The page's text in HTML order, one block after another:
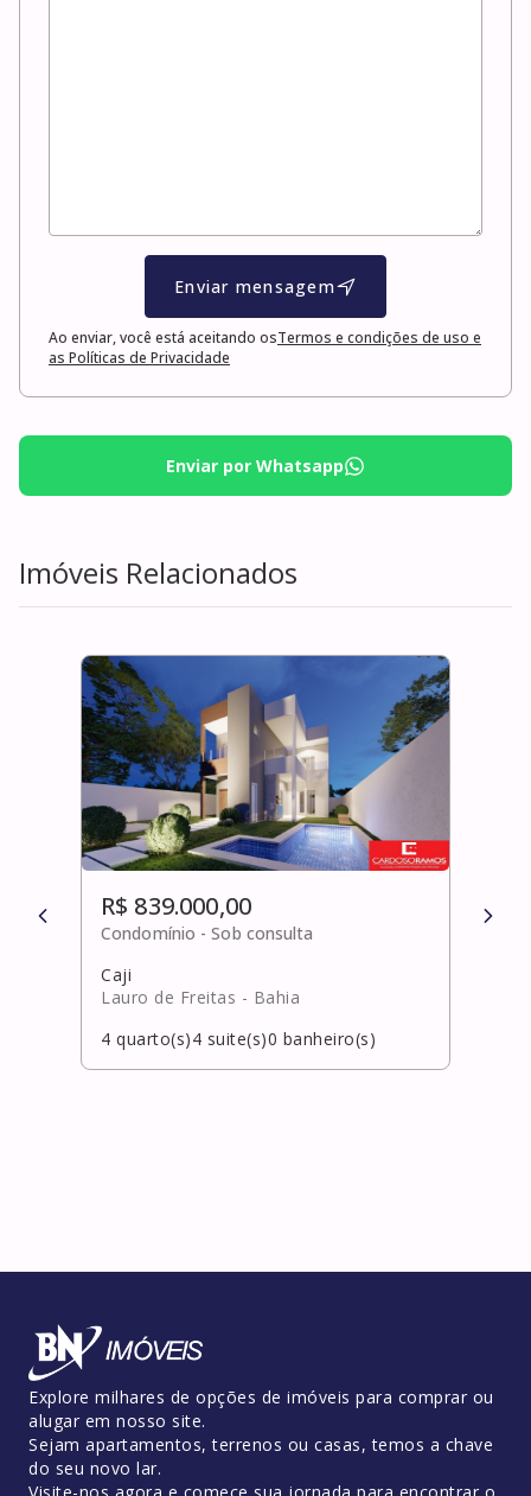
Enviar mensagem
Ao enviar, você está aceitando osTermos e condições de uso e
as Políticas de Privacidade
Enviar por Whatsapp
Imóveis Relacionados
R$ 839.000,00
Condomínio -Sob consulta
Caji
Lauro de Freitas - Bahia
4 quarto(s)4 suite(s)0 banheiro(s)
R$
Explore milhares de opções de imóveis para comprar ou
alugar em nosso site.
Sejam apartamentos, terrenos ou casas, temos a chave
do seu novo lar.